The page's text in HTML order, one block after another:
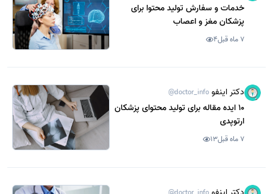
خدمات و سفارش تولید محتوا برای
پزشکان مغز و اعصاب
7 ماه قبل 4
دکتر اینفو @doctor_info
10 ایده مقاله برای تولید محتوای پزشکان
ارتوپدی
7 ماه قبل 13